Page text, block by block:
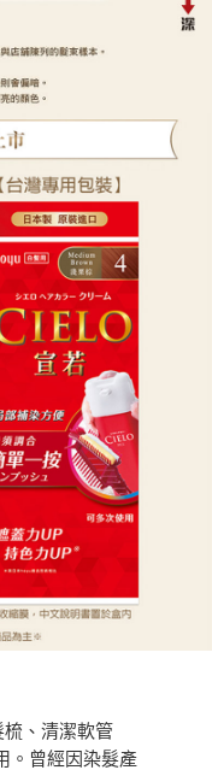
、清潔軟管
。曾經因染髮產